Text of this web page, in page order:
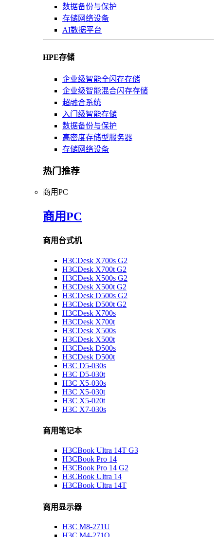
数据备份与保护
存储网络设备
AI数据平台
HPE存储
企业级智能全闪存存储
企业级智能混合闪存存储
超融合系统
入门级智能存储
数据备份与保护
高密度存储型服务器
存储网络设备
热门推荐
商用PC
商用PC
商用台式机
H3CDesk X700s G2
H3CDesk X700t G2
H3CDesk X500s G2
H3CDesk X500t G2
H3CDesk D500s G2
H3CDesk D500t G2
H3CDesk X700s
H3CDesk X700t
H3CDesk X500s
H3CDesk X500t
H3CDesk D500s
H3CDesk D500t
H3C D5-030s
H3C D5-030t
H3C X5-030s
H3C X5-030t
H3C X5-020t
H3C X7-030s
商用笔记本
H3CBook Ultra 14T G3
H3CBook Pro 14
H3CBook Pro 14 G2
H3CBook Ultra 14
H3CBook Ultra 14T
商用显示器
H3C M8-271U
H3C M4-271Q